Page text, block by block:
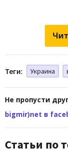
Теги: Украина
Не пропусти
bigmir)net в
Статьи по